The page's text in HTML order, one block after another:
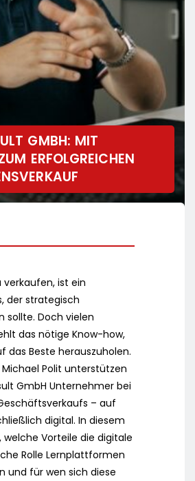
GMBH: MIT
ERFOLGREICHEN
verkaufen, ist ein
der strategisch
sollte. Doch vielen
das nötige Know-how,
das Beste herauszuholen.
Polit unterstützen
GmbH Unternehmer bei
– auf
digital. In diesem
welche Vorteile die digitale
Rolle Lernplattformen
und für wen sich diese